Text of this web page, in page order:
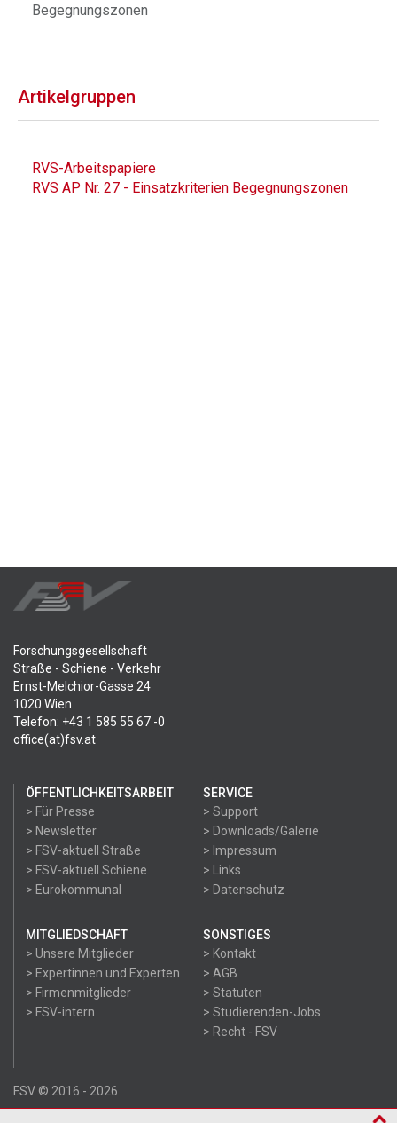
Begegnungszonen
Artikelgruppen
RVS-Arbeitspapiere
RVS AP Nr. 27 - Einsatzkriterien Begegnungszonen
Forschungsgesellschaft
Straße - Schiene - Verkehr
Ernst-Melchior-Gasse 24
1020 Wien
Telefon: +43 1 585 55 67 -0
office(at)fsv.at
ÖFFENTLICHKEITSARBEIT
> Für Presse
> Newsletter
> FSV-aktuell Straße
> FSV-aktuell Schiene
> Eurokommunal
SERVICE
> Support
> Downloads/Galerie
> Impressum
> Links
> Datenschutz
MITGLIEDSCHAFT
> Unsere Mitglieder
> Expertinnen und Experten
> Firmenmitglieder
> FSV-intern
SONSTIGES
> Kontakt
> AGB
> Statuten
> Studierenden-Jobs
> Recht - FSV
FSV © 2016 - 2026